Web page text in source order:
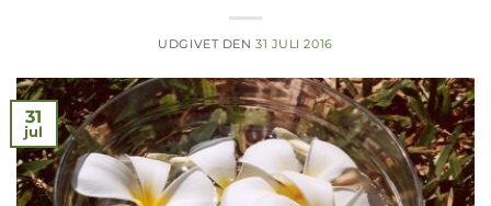
UDGIVET DEN 31 JULI 2016
31
jul